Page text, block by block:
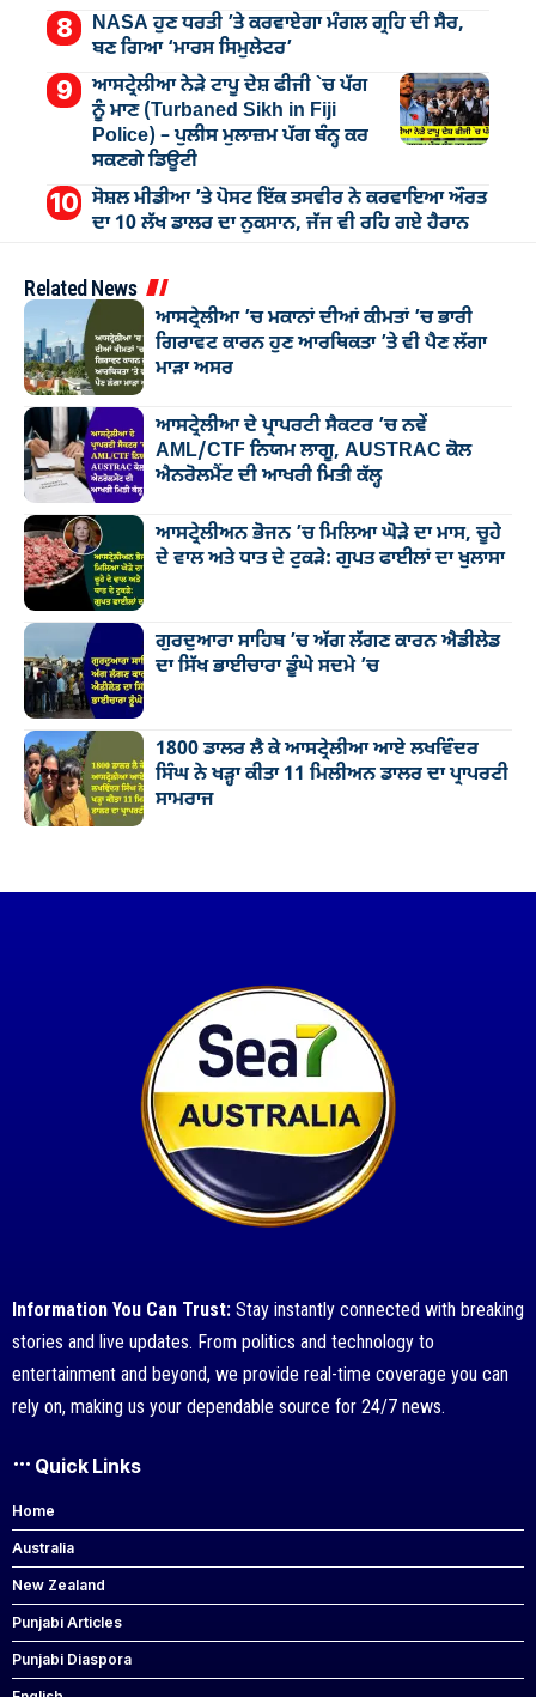
NASA ਹੁਣ ਧਰਤੀ ’ਤੇ ਕਰਵਾਏਗਾ ਮੰਗਲ ਗ੍ਰਹਿ ਦੀ ਸੈਰ,
ਬਣ ਗਿਆ ‘ਮਾਰਸ ਸਿਮੁਲੇਟਰ’
ਆਸਟ੍ਰੇਲੀਆ ਨੇੜੇ ਟਾਪੂ ਦੇਸ਼ ਫੀਜੀ `ਚ ਪੱਗ
ਨੂੰ ਮਾਣ (Turbaned Sikh in Fiji
Police) – ਪੁਲੀਸ ਮੁਲਾਜ਼ਮ ਪੱਗ ਬੰਨ੍ਹ ਕਰ
ਸਕਣਗੇ ਡਿਊਟੀ
ਸੋਸ਼ਲ ਮੀਡੀਆ ’ਤੇ ਪੋਸਟ ਇੱਕ ਤਸਵੀਰ ਨੇ ਕਰਵਾਇਆ ਔਰਤ
ਦਾ 10 ਲੱਖ ਡਾਲਰ ਦਾ ਨੁਕਸਾਨ, ਜੱਜ ਵੀ ਰਹਿ ਗਏ ਹੈਰਾਨ
Related News
ਆਸਟ੍ਰੇਲੀਆ ’ਚ ਮਕਾਨਾਂ ਦੀਆਂ ਕੀਮਤਾਂ ’ਚ ਭਾਰੀ
ਗਿਰਾਵਟ ਕਾਰਨ ਹੁਣ ਆਰਥਿਕਤਾ ’ਤੇ ਵੀ ਪੈਣ ਲੱਗਾ
ਮਾੜਾ ਅਸਰ
ਆਸਟ੍ਰੇਲੀਆ ਦੇ ਪ੍ਰਾਪਰਟੀ ਸੈਕਟਰ ’ਚ ਨਵੇਂ
AML/CTF ਨਿਯਮ ਲਾਗੂ, AUSTRAC ਕੋਲ
ਐਨਰੋਲਮੈਂਟ ਦੀ ਆਖਰੀ ਮਿਤੀ ਕੱਲ੍ਹ
ਆਸਟ੍ਰੇਲੀਅਨ ਭੋਜਨ ’ਚ ਮਿਲਿਆ ਘੋੜੇ ਦਾ ਮਾਸ, ਚੂਹੇ
ਦੇ ਵਾਲ ਅਤੇ ਧਾਤ ਦੇ ਟੁਕੜੇ: ਗੁਪਤ ਫਾਈਲਾਂ ਦਾ ਖੁਲਾਸਾ
ਗੁਰਦੁਆਰਾ ਸਾਹਿਬ ’ਚ ਅੱਗ ਲੱਗਣ ਕਾਰਨ ਐਡੀਲੇਡ
ਦਾ ਸਿੱਖ ਭਾਈਚਾਰਾ ਡੂੰਘੇ ਸਦਮੇ ’ਚ
1800 ਡਾਲਰ ਲੈ ਕੇ ਆਸਟ੍ਰੇਲੀਆ ਆਏ ਲਖਵਿੰਦਰ
ਸਿੰਘ ਨੇ ਖੜ੍ਹਾ ਕੀਤਾ 11 ਮਿਲੀਅਨ ਡਾਲਰ ਦਾ ਪ੍ਰਾਪਰਟੀ
ਸਾਮਰਾਜ
Information You Can Trust: Stay instantly connected with breaking
stories and live updates. From politics and technology to
entertainment and beyond, we provide real-time coverage you can
rely on, making us your dependable source for 24/7 news.
Quick Links
Home
Australia
New Zealand
Punjabi Articles
Punjabi Diaspora